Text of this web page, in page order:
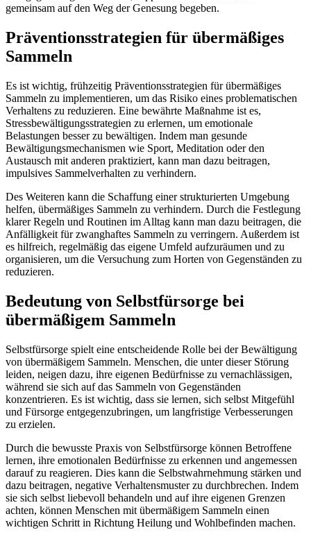
gemeinsam auf den Weg der Genesung begeben.
Präventionsstrategien für übermäßiges
Sammeln
Es ist wichtig, frühzeitig Präventionsstrategien für übermäßiges
Sammeln zu implementieren, um das Risiko eines problematischen
Verhaltens zu reduzieren. Eine bewährte Maßnahme ist es,
Stressbewältigungsstrategien zu erlernen, um emotionale
Belastungen besser zu bewältigen. Indem man gesunde
Bewältigungsmechanismen wie Sport, Meditation oder den
Austausch mit anderen praktiziert, kann man dazu beitragen,
impulsives Sammelverhalten zu verhindern.
Des Weiteren kann die Schaffung einer strukturierten Umgebung
helfen, übermäßiges Sammeln zu verhindern. Durch die Festlegung
klarer Regeln und Routinen im Alltag kann man dazu beitragen, die
Anfälligkeit für zwanghaftes Sammeln zu verringern. Außerdem ist
es hilfreich, regelmäßig das eigene Umfeld aufzuräumen und zu
organisieren, um die Versuchung zum Horten von Gegenständen zu
reduzieren.
Bedeutung von Selbstfürsorge bei
übermäßigem Sammeln
Selbstfürsorge spielt eine entscheidende Rolle bei der Bewältigung
von übermäßigem Sammeln. Menschen, die unter dieser Störung
leiden, neigen dazu, ihre eigenen Bedürfnisse zu vernachlässigen,
während sie sich auf das Sammeln von Gegenständen
konzentrieren. Es ist wichtig, dass sie lernen, sich selbst Mitgefühl
und Fürsorge entgegenzubringen, um langfristige Verbesserungen
zu erzielen.
Durch die bewusste Praxis von Selbstfürsorge können Betroffene
lernen, ihre emotionalen Bedürfnisse zu erkennen und angemessen
darauf zu reagieren. Dies kann die Selbstwahrnehmung stärken und
dazu beitragen, negative Verhaltensmuster zu durchbrechen. Indem
sie sich selbst liebevoll behandeln und auf ihre eigenen Grenzen
achten, können Menschen mit übermäßigem Sammeln einen
wichtigen Schritt in Richtung Heilung und Wohlbefinden machen.